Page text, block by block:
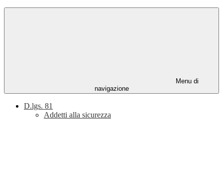
Menu di
navigazione
D.lgs. 81
Addetti alla sicurezza